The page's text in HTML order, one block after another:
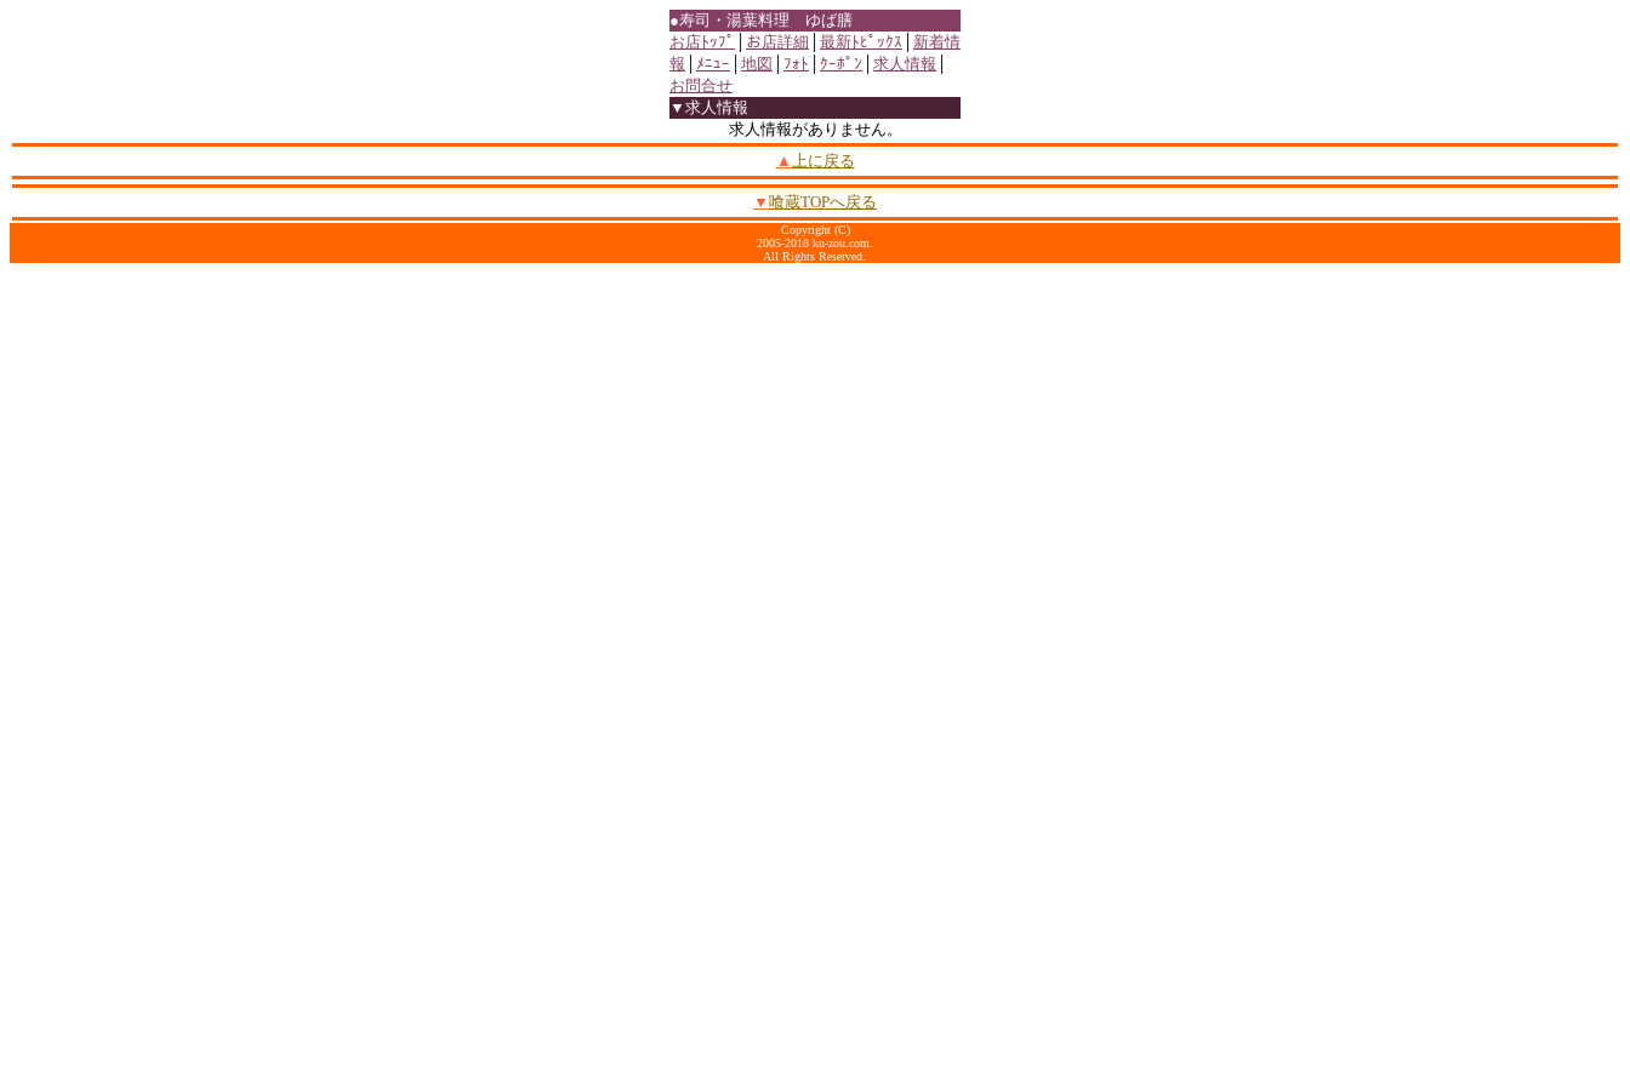
●寿司・湯葉料理 ゆば膳
お店ﾄｯﾌﾟ
お店詳細 最新ﾄﾋﾟｯｸｽ
新着情
報
ﾒﾆｭｰ 地図 ﾌｫﾄ ｸｰﾎﾟﾝ 求人情報
お問合せ
▼求人情報
求人情報がありません。
▲ 上に戻る
▼ 喰蔵TOPへ戻る
Copyright (C)
2005-2018 ku-zou.com.
All Rights Reserved.